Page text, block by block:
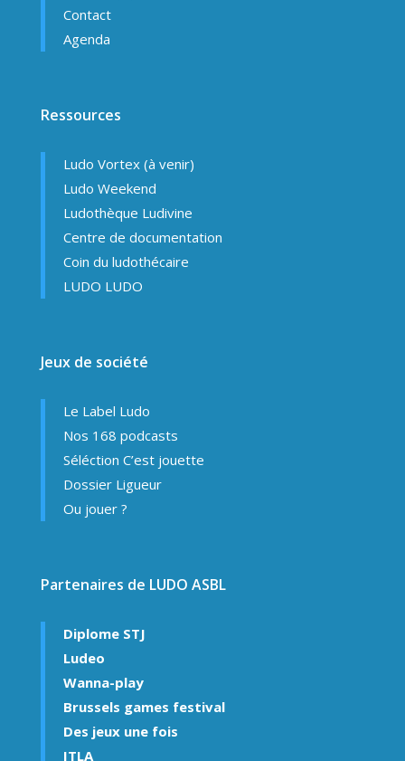
Contact
Agenda
Ressources
Ludo Vortex (à venir)
Ludo Weekend
Ludothèque Ludivine
Centre de documentation
Coin du ludothécaire
LUDO LUDO
Jeux de société
Le Label Ludo
Nos 168 podcasts
Séléction C’est jouette
Dossier Ligueur
Ou jouer ?
Partenaires de LUDO ASBL
Diplome STJ
Ludeo
Wanna-play
Brussels games festival
Des jeux une fois
ITLA